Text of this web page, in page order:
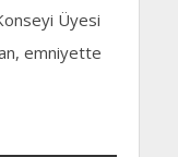
Üyesi
emniyette